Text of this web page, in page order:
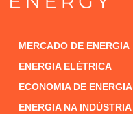
MERCADO DE ENERGIA
ENERGIA ELÉTRICA
ECONOMIA DE ENERGIA
ENERGIA NA INDÚSTRIA